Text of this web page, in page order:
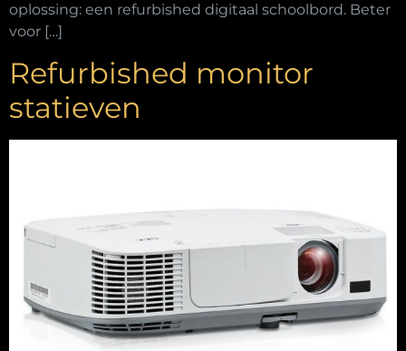
oplossing: een refurbished digitaal schoolbord. Beter
voor […]
Refurbished monitor
statieven